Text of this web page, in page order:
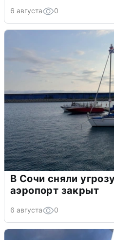
6 августа 0
В Сочи сняли
аэропорт закрыт
6 августа 0